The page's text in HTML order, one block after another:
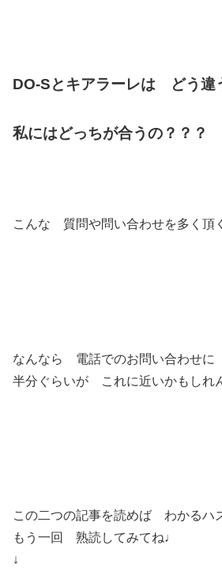
DO-Sとキアラーレは どう違
私にはどっちが合うの？？？
こんな 質問や問い合わせを多く頂
なんなら 電話でのお問い合わせに
半分ぐらいが これに近いかもしれ
この二つの記事を読めば わかるハ
もう一回 熟読してみてね♩
↓